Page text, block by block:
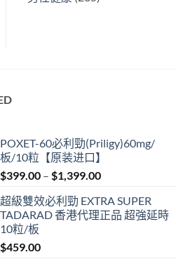
POXET-60必利勁(Priligy)60mg/
板/10粒【原装进口】
$399.00 – $1,399.00Price
$399.00
through
超級雙效必利勁 EXTRA SUPER
TADARAD 香港代理正品 超強延時
10粒/板
$459.00